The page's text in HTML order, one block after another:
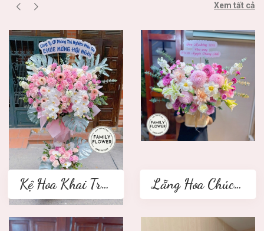
Xem tất cả
Kệ Hoa Khai Trương 2 tầng Lẵng Hoa Chúc Mừng